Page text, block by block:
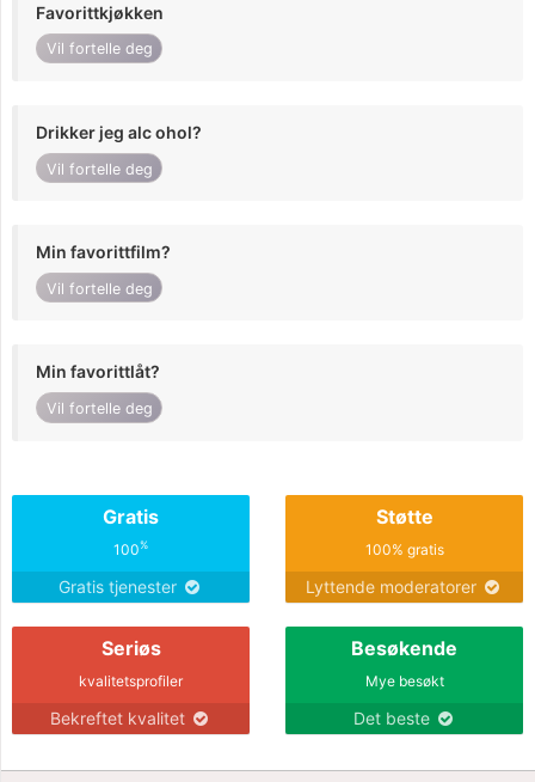
Favorittkjøkken
Vil fortelle deg
Drikker jeg alc ohol?
Vil fortelle deg
Min favorittfilm?
Vil fortelle deg
Min favorittlåt?
Vil fortelle deg
Gratis
100%
Gratis tjenester
Støtte
100% gratis
Lyttende moderatorer
Seriøs
kvalitetsprofiler
Bekreftet kvalitet
Besøkende
Mye besøkt
Det beste